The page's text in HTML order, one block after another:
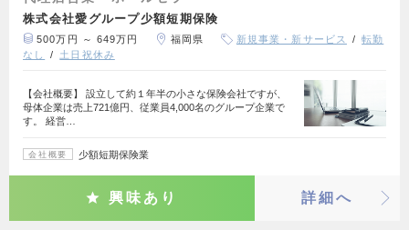
株式会社愛グループ少額短期保険
500万円 ～ 649万円 福岡県 新規事業・新サービス
転勤
なし
土日祝休み
【会社概要】 設立して約１年半の小さな保険会社ですが、
母体企業は売上721億円、従業員4,000名のグループ企業で
す。 経営…
会社概要 少額短期保険業
興味あり 詳細へ